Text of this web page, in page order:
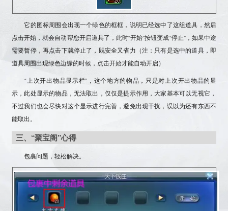
它的图标周围会出现一个绿色的框框，说明已经选中了这组道具，然后
点击开始，就会自动帮您开启道具了，此时“开始”按钮变成“停止”， 如果中途
需要暂停，再点击下就停止了 ，既安全又省力（注：只有是选中的道具，即
道具周围出现绿色边缘的时候，点击开始才能自动开启）
“上次开出物品显示栏”，这个地方的物品，只是对上次开出物品的显
示，此处显示的物品，无法取出，仅仅是提示作用，大家基本可以无视它，
不过我们也会尽快对这个显示进行完善，避免出现干扰，误以为还有东西不
能取出。
三、“聚宝阁”心得
包裹问题，轻松解决。